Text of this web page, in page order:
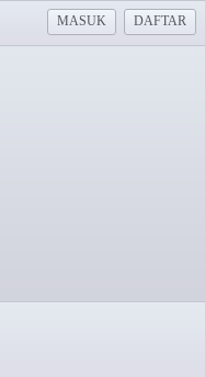
MASUK DAFTAR